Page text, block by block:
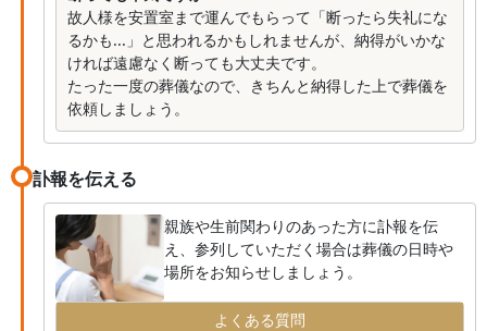
故人様を安置室まで運んでもらって「断ったら失礼にな
るかも...」と思われるかもしれませんが、納得がいかな
ければ遠慮なく断っても大丈夫です。
たった一度の葬儀なので、きちんと納得した上で葬儀を
依頼しましょう。
訃報を伝える
親族や生前関わりのあった方に訃報を伝
え、参列していただく場合は葬儀の日時や
場所をお知らせしましょう。
よくある質問